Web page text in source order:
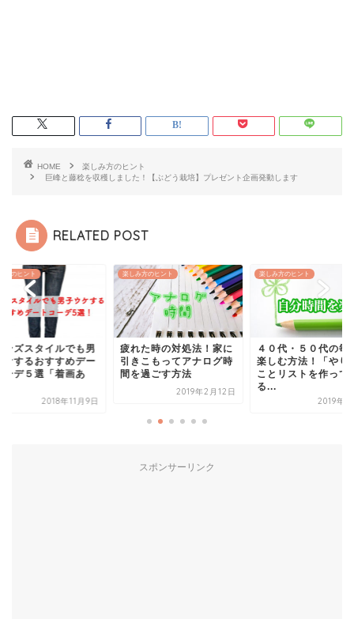
HOME
楽しみ方のヒント
巨峰と藤稔を収穫しました！【ぶどう栽培】プレゼント企画発動します
RELATED POST
方のヒント
ンズスタイルでも男
ケするおすすめデー
ーデ５選「着画あ
2018年11月9日
楽しみ方のヒント
疲れた時の対処法！家に
引きこもってアナログ時
間を過ごす方法
2019年2月12日
楽しみ方のヒント
４０代・５０代の毎
楽しむ方法！「やり
ことリストを作って
る...
2019年2
スポンサーリンク